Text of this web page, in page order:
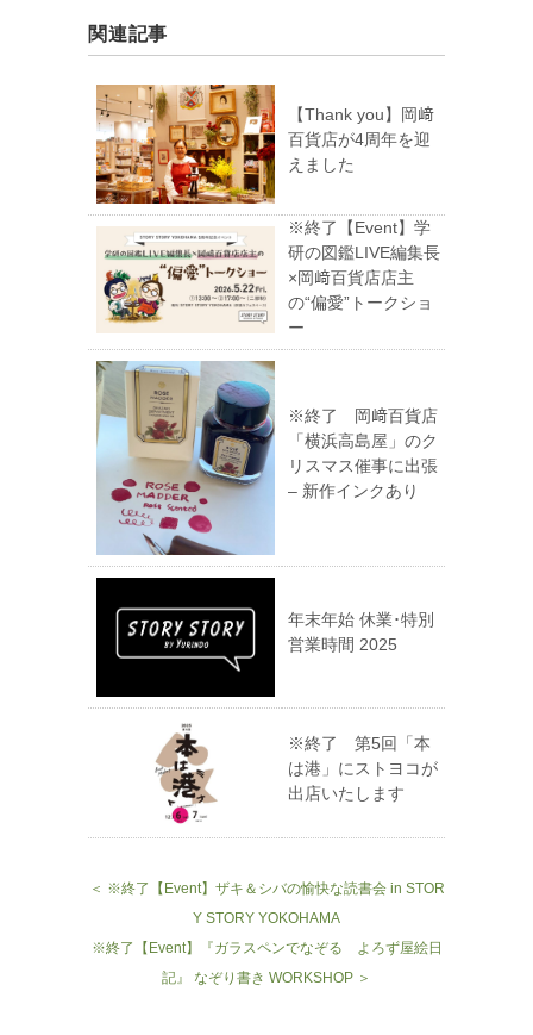
関連記事
【Thank you】岡﨑
百貨店が4周年を迎
えました
※終了【Event】学
研の図鑑LIVE編集長
×岡﨑百貨店店主
の“偏愛”トークショ
ー
※終了 岡﨑百貨店
「横浜高島屋」のク
リスマス催事に出張
– 新作インクあり
年末年始 休業･特別
営業時間 2025
※終了 第5回「本
は港」にストヨコが
出店いたします
＜ ※終了【Event】ザキ＆シバの愉快な読書会 in STOR
Y STORY YOKOHAMA
※終了【Event】『ガラスペンでなぞる よろず屋絵日
記』 なぞり書き WORKSHOP ＞